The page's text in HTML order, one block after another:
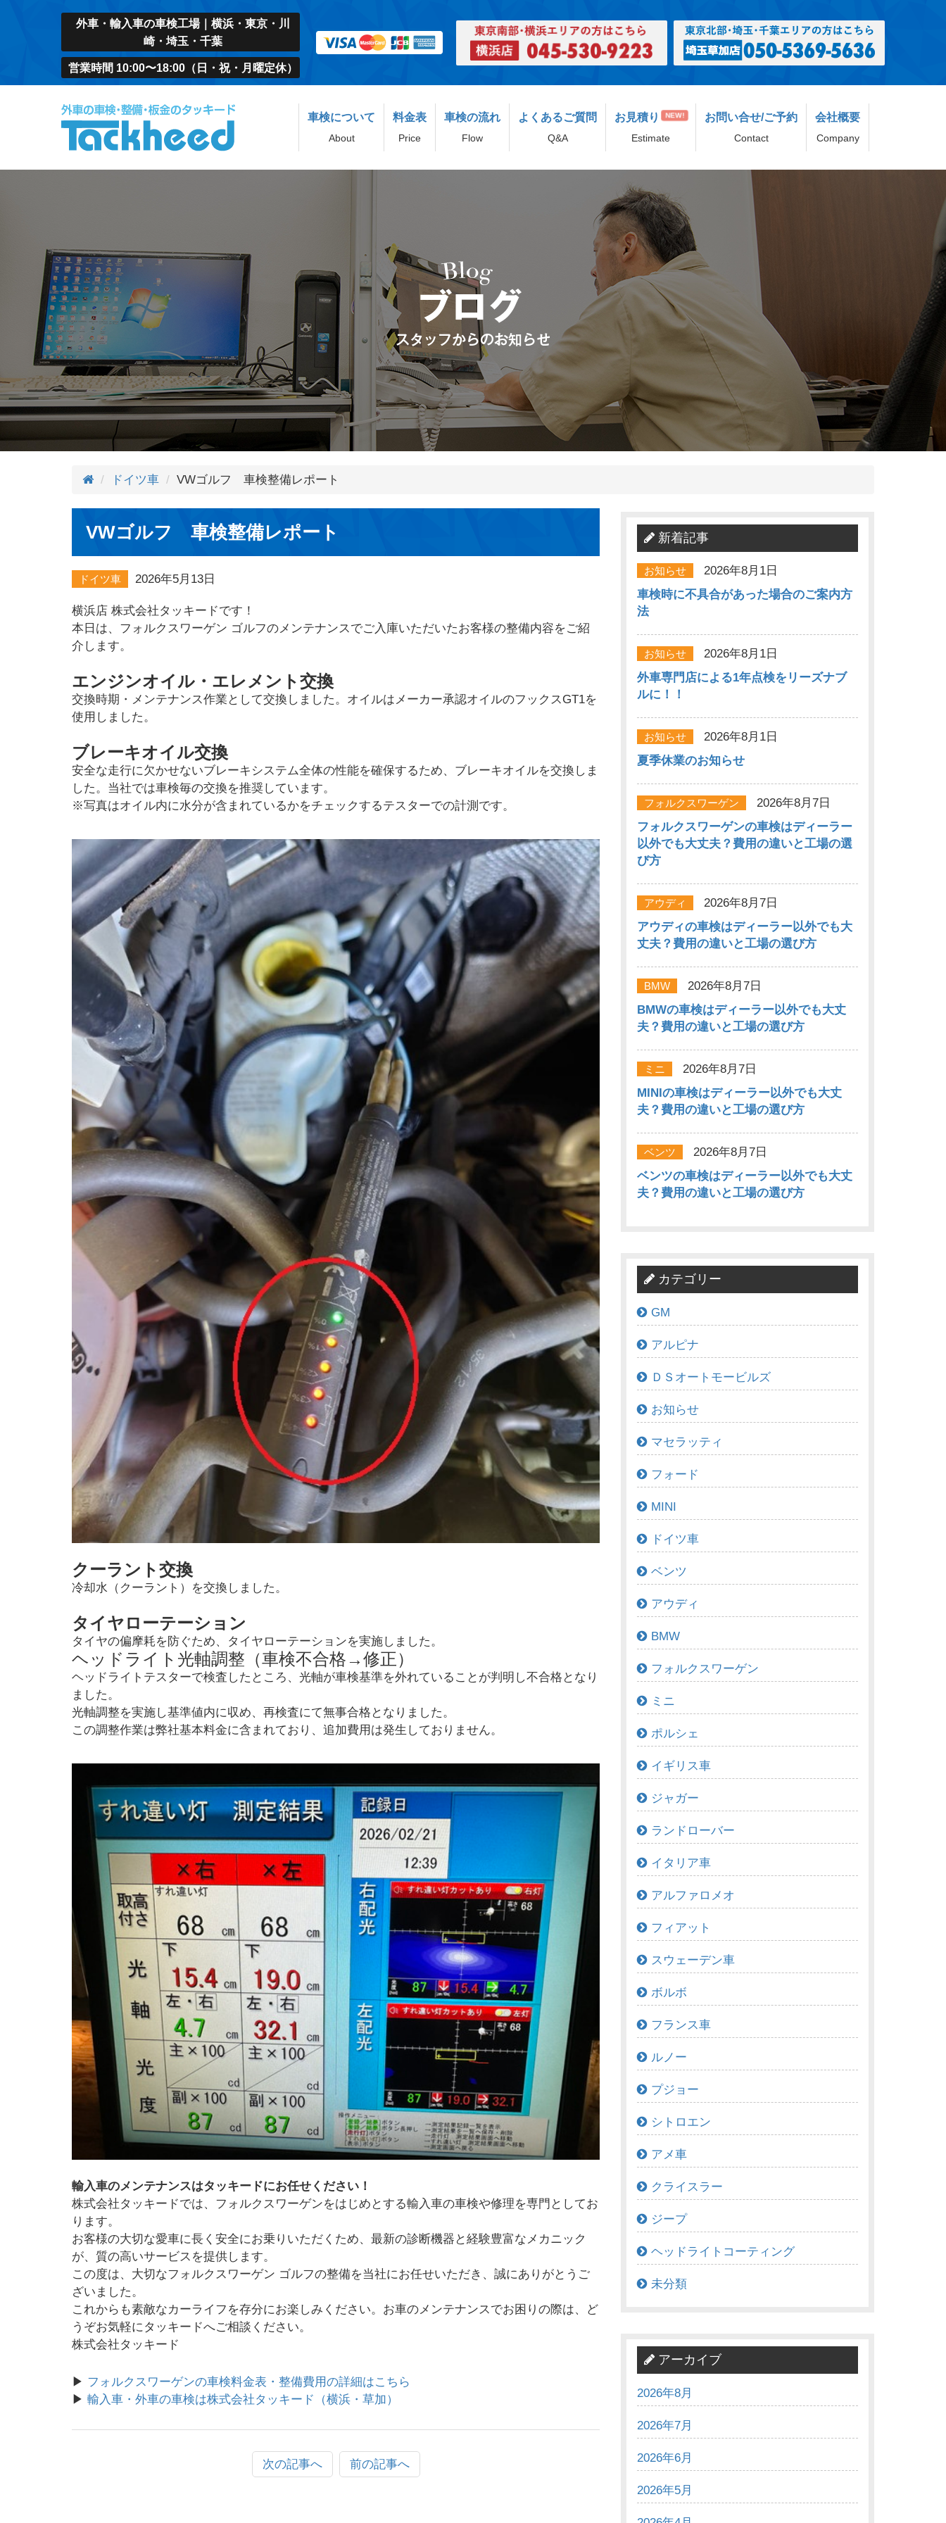
外車・輸入車の車検工場｜横浜・東京・川
崎・埼玉・千葉
営業時間 10:00〜18:00（日・祝・月曜定休）
車検について
About
料金表
Price
車検の流れ
Flow
よくあるご質問
Q&A
お見積り NEW!
Estimate
お問い合せ/ご予約
Contact
会社概要
Company
ドイツ車 VWゴルフ 車検整備レポート
VWゴルフ 車検整備レポート
ドイツ車 2026年5月13日
横浜店 株式会社タッキードです！
本日は、フォルクスワーゲン ゴルフのメンテナンスでご入庫いただいたお客様の整備内容をご紹
介します。
エンジンオイル・エレメント交換
交換時期・メンテナンス作業として交換しました。オイルはメーカー承認オイルのフックスGT1を
使用しました。
ブレーキオイル交換
安全な走行に欠かせないブレーキシステム全体の性能を確保するため、ブレーキオイルを交換しま
した。当社では車検毎の交換を推奨しています。
※写真はオイル内に水分が含まれているかをチェックするテスターでの計測です。
クーラント交換
冷却水（クーラント）を交換しました。
タイヤローテーション
タイヤの偏摩耗を防ぐため、タイヤローテーションを実施しました。
ヘッドライト光軸調整（車検不合格→修正）
ヘッドライトテスターで検査したところ、光軸が車検基準を外れていることが判明し不合格となり
ました。
光軸調整を実施し基準値内に収め、再検査にて無事合格となりました。
この調整作業は弊社基本料金に含まれており、追加費用は発生しておりません。
輸入車のメンテナンスはタッキードにお任せください！
株式会社タッキードでは、フォルクスワーゲンをはじめとする輸入車の車検や修理を専門としてお
ります。
お客様の大切な愛車に長く安全にお乗りいただくため、最新の診断機器と経験豊富なメカニック
が、質の高いサービスを提供します。
この度は、大切なフォルクスワーゲン ゴルフの整備を当社にお任せいただき、誠にありがとうご
ざいました。
これからも素敵なカーライフを存分にお楽しみください。お車のメンテナンスでお困りの際は、ど
うぞお気軽にタッキードへご相談ください。
株式会社タッキード
▶ フォルクスワーゲンの車検料金表・整備費用の詳細はこちら
▶ 輸入車・外車の車検は株式会社タッキード（横浜・草加）
次の記事へ 前の記事へ
新着記事
お知らせ
2026年8月1日
車検時に不具合があった場合のご案内方
法
お知らせ
2026年8月1日
外車専門店による1年点検をリーズナブ
ルに！！
お知らせ
2026年8月1日
夏季休業のお知らせ
フォルクスワーゲン
2026年8月7日
フォルクスワーゲンの車検はディーラー
以外でも大丈夫？費用の違いと工場の選
び方
アウディ
2026年8月7日
アウディの車検はディーラー以外でも大
丈夫？費用の違いと工場の選び方
BMW
2026年8月7日
BMWの車検はディーラー以外でも大丈
夫？費用の違いと工場の選び方
ミニ
2026年8月7日
MINIの車検はディーラー以外でも大丈
夫？費用の違いと工場の選び方
ベンツ
2026年8月7日
ベンツの車検はディーラー以外でも大丈
夫？費用の違いと工場の選び方
カテゴリー
GM
アルピナ
ＤＳオートモービルズ
お知らせ
マセラッティ
フォード
MINI
ドイツ車
ベンツ
アウディ
BMW
フォルクスワーゲン
ミニ
ポルシェ
イギリス車
ジャガー
ランドローバー
イタリア車
アルファロメオ
フィアット
スウェーデン車
ボルボ
フランス車
ルノー
プジョー
シトロエン
アメ車
クライスラー
ジープ
ヘッドライトコーティング
未分類
アーカイブ
2026年8月
2026年7月
2026年6月
2026年5月